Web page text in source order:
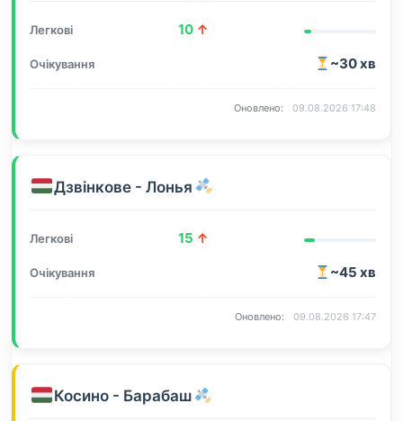
10 ↑
~30 хв
09.08.2026 17:48
Дзвінкове - Лонья
15 ↑
~45 хв
09.08.2026 17:47
Косино - Барабаш